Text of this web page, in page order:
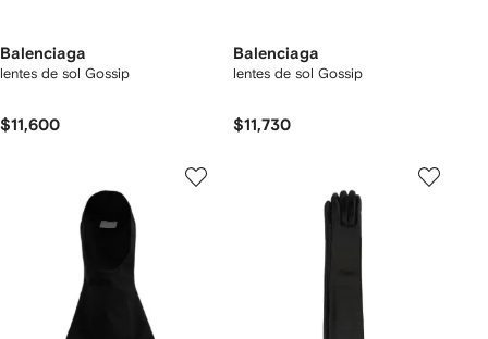
Balenciaga
lentes de sol Gossip
$11,600
Balenciaga
lentes de sol Gossip
$11,730